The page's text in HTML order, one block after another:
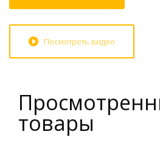
Посмотреть видео
товары